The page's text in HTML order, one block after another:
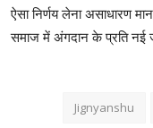
ऐसा निर्णय लेना असाधारण
समाज में अंगदान के प्रति नई
Jignyanshu